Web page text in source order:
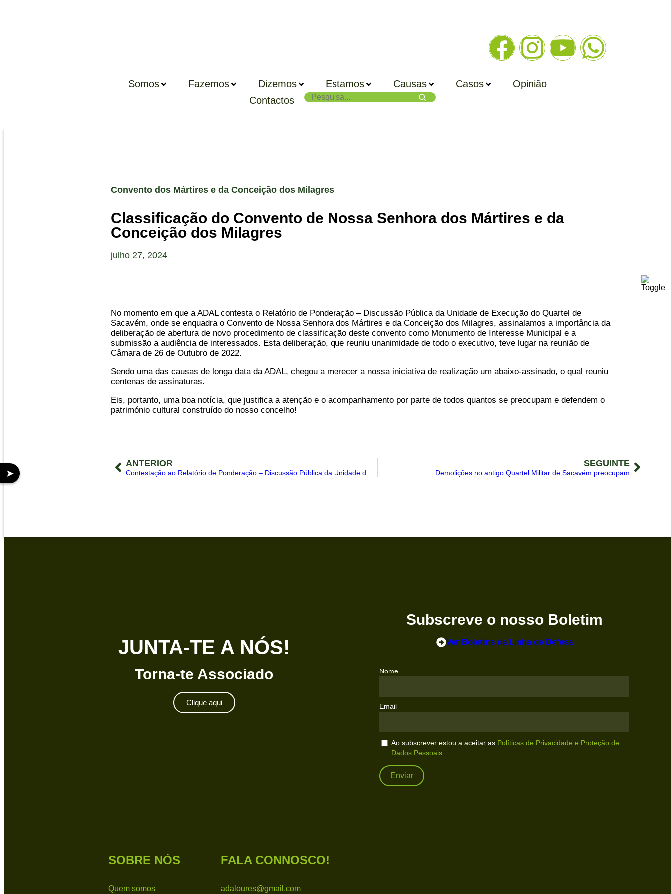
Somos Fazemos Dizemos Estamos Causas Casos
Opinião
Contactos
➤
Convento dos Mártires e da Conceição dos Milagres
Classificação do Convento de Nossa Senhora dos Mártires e da
Conceição dos Milagres
julho 27, 2024
No momento em que a ADAL contesta o Relatório de Ponderação – Discussão Pública da Unidade de Execução do Quartel de
Sacavém, onde se enquadra o Convento de Nossa Senhora dos Mártires e da Conceição dos Milagres, assinalamos a importância da
deliberação de abertura de novo procedimento de classificação deste convento como Monumento de Interesse Municipal e a
submissão a audiência de interessados. Esta deliberação, que reuniu unanimidade de todo o executivo, teve lugar na reunião de
Câmara de 26 de Outubro de 2022.
Sendo uma das causas de longa data da ADAL, chegou a merecer a nossa iniciativa de realização um abaixo-assinado, o qual reuniu
centenas de assinaturas.
Eis, portanto, uma boa notícia, que justifica a atenção e o acompanhamento por parte de todos quantos se preocupam e defendem o
património cultural construído do nosso concelho!
ANTERIOR SEGUINTE
Demolições no antigo Quartel Militar de Sacavém preocupam
JUNTA-TE A NÓS!
Torna-te Associado
Clique aqui
Subscreve o nosso Boletim
Ver Boletins da Linha de Defesa
Nome
Email
Ao subscrever estou a aceitar as Políticas de Privacidade e Proteção de
Dados Pessoais
SOBRE NÓS
Quem somos
FALA CONNOSCO!
adaloures@gmail.com